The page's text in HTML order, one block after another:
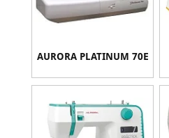
AURORA PLATINUM 70E